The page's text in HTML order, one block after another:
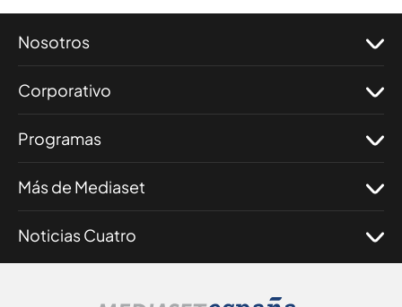
Nosotros
Corporativo
Programas
Más de Mediaset
Noticias Cuatro